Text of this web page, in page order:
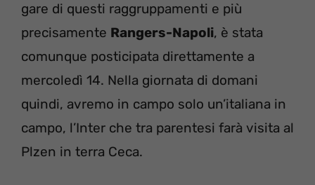
gare di questi raggruppamenti e più
precisamente Rangers-Napoli, è stata
comunque posticipata direttamente a
mercoledì 14. Nella giornata di domani
quindi, avremo in campo solo un’italiana in
campo, l’Inter che tra parentesi farà visita al
Plzen in terra Ceca.